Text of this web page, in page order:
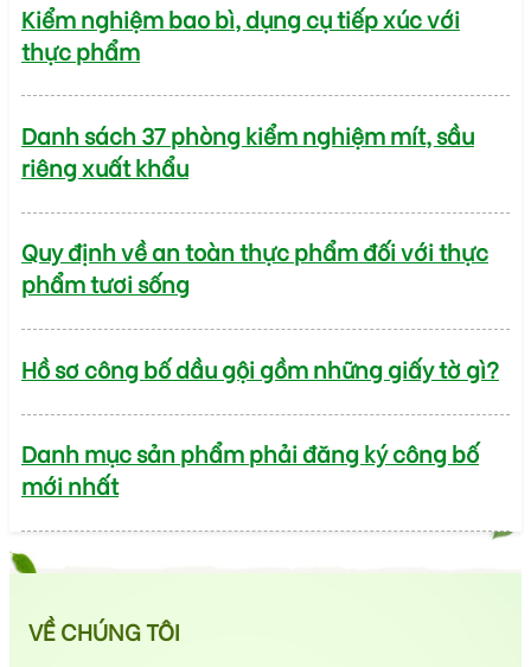
Kiểm nghiệm bao bì, dụng cụ tiếp xúc với
thực phẩm
Danh sách 37 phòng kiểm nghiệm mít, sầu
riêng xuất khẩu
Quy định về an toàn thực phẩm đối với thực
phẩm tươi sống
Hồ sơ công bố dầu gội gồm những giấy tờ gì?
Danh mục sản phẩm phải đăng ký công bố
mới nhất
VỀ CHÚNG TÔI